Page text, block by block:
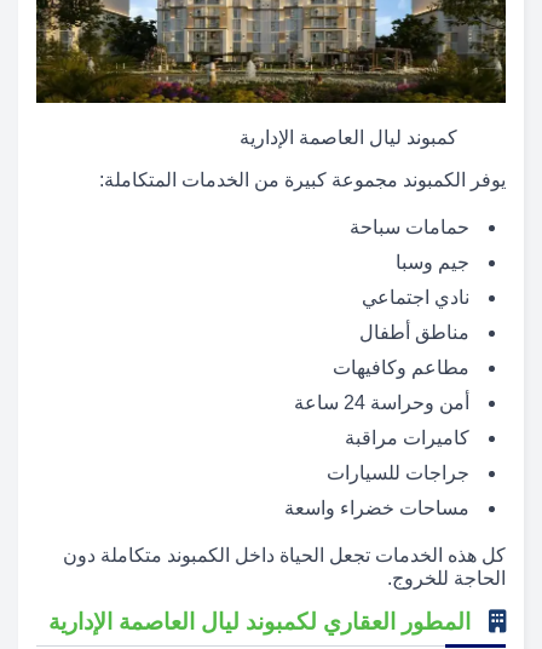
كمبوند ليال العاصمة الإدارية
يوفر الكمبوند مجموعة كبيرة من الخدمات المتكاملة:
حمامات سباحة
جيم وسبا
نادي اجتماعي
مناطق أطفال
مطاعم وكافيهات
أمن وحراسة 24 ساعة
كاميرات مراقبة
جراجات للسيارات
مساحات خضراء واسعة
كل هذه الخدمات تجعل الحياة داخل الكمبوند متكاملة دون
الحاجة للخروج.
المطور العقاري لكمبوند ليال العاصمة الإدارية